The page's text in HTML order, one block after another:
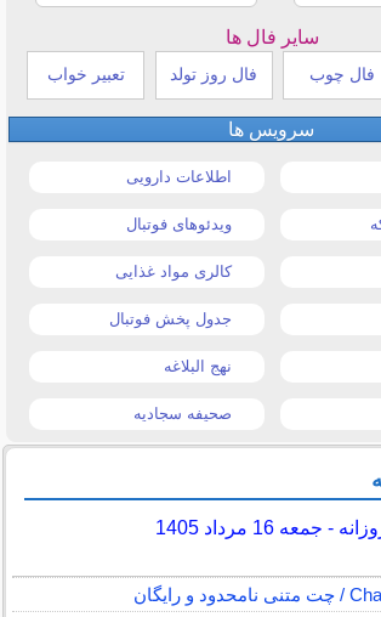
سایر فال ها
فال چوب فال روز تولد تعبیر خواب
سرویس ها
اطلاعات دارویی
ویدئوهای فوتبال
کالری مواد غذایی
جدول پخش فوتبال
نهج البلاغه
صحیفه سجادیه
- جمعه 16 مرداد 1405